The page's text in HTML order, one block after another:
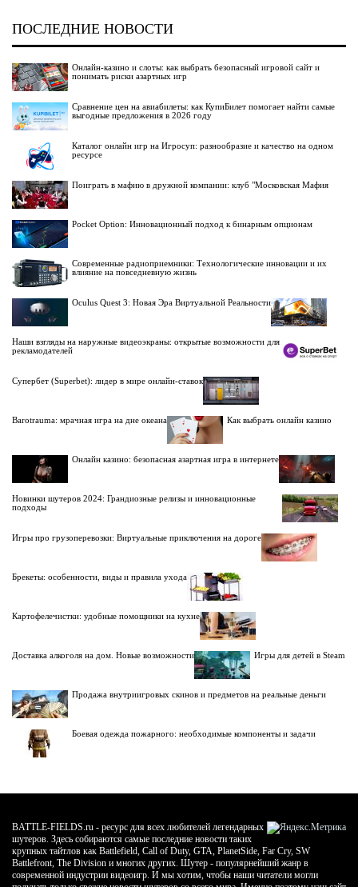
ПОСЛЕДНИЕ НОВОСТИ
Онлайн-казино и слоты: как выбрать безопасный игровой сайт и
понимать риски азартных игр
Сравнение цен на авиабилеты: как КупиБилет помогает найти самые
выгодные предложения в 2026 году
Каталог онлайн игр на Игросуп: разнообразие и качество на одном
ресурсе
Поиграть в мафию в дружной компании: клуб "Московская Мафия
Pocket Option: Инновационный подход к бинарным опционам
Современные радиоприемники: Технологические инновации и их
влияние на повседневную жизнь
Oculus Quest 3: Новая Эра Виртуальной Реальности
Наши взгляды на наружные видеоэкраны: открытые возможности для
рекламодателей
Супербет (Superbet): лидер в мире онлайн-ставок
Barotrauma: мрачная игра на дне океана Как выбрать онлайн казино
Онлайн казино: безопасная азартная игра в интернете
Новинки шутеров 2024: Грандиозные релизы и инновационные
подходы
Игры про грузоперевозки: Виртуальные приключения на дороге
Брекеты: особенности, виды и правила ухода
Картофелечистки: удобные помощники на кухне
Доставка алкоголя на дом. Новые возможности Игры для детей в Steam
Продажа внутриигровых скинов и предметов на реальные деньги
Боевая одежда пожарного: необходимые компоненты и задачи
BATTLE-FIELDS.ru - ресурс для всех любителей легендарных
шутеров. Здесь собираются самые последние новости таких
крупных тайтлов как Battlefield, Call of Duty, GTA, PlanetSide, Far Cry, SW
Battlefront, The Division и многих других. Шутер - популярнейший жанр в
современной индустрии видеоигр. И мы хотим, чтобы наши читатели могли